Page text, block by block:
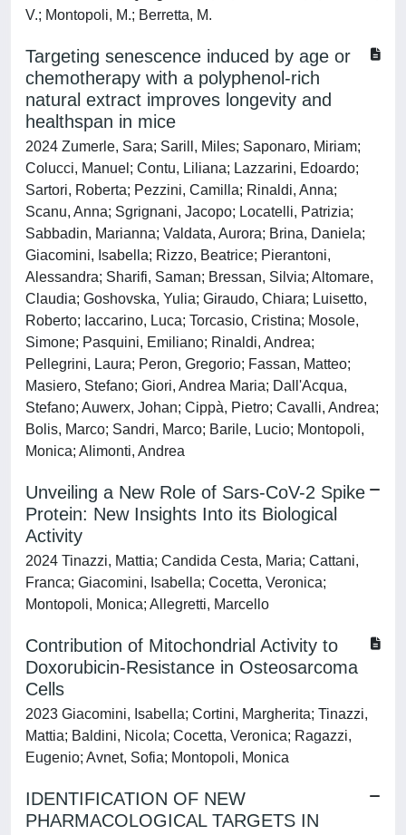
V.; Montopoli, M.; Berretta, M.
Targeting senescence induced by age or
chemotherapy with a polyphenol-rich
natural extract improves longevity and
healthspan in mice
2024 Zumerle, Sara; Sarill, Miles; Saponaro, Miriam;
Colucci, Manuel; Contu, Liliana; Lazzarini, Edoardo;
Sartori, Roberta; Pezzini, Camilla; Rinaldi, Anna;
Scanu, Anna; Sgrignani, Jacopo; Locatelli, Patrizia;
Sabbadin, Marianna; Valdata, Aurora; Brina, Daniela;
Giacomini, Isabella; Rizzo, Beatrice; Pierantoni,
Alessandra; Sharifi, Saman; Bressan, Silvia; Altomare,
Claudia; Goshovska, Yulia; Giraudo, Chiara; Luisetto,
Roberto; Iaccarino, Luca; Torcasio, Cristina; Mosole,
Simone; Pasquini, Emiliano; Rinaldi, Andrea;
Pellegrini, Laura; Peron, Gregorio; Fassan, Matteo;
Masiero, Stefano; Giori, Andrea Maria; Dall'Acqua,
Stefano; Auwerx, Johan; Cippà, Pietro; Cavalli, Andrea;
Bolis, Marco; Sandri, Marco; Barile, Lucio; Montopoli,
Monica; Alimonti, Andrea
Unveiling a New Role of Sars-CoV-2 Spike
Protein: New Insights Into its Biological
Activity
2024 Tinazzi, Mattia; Candida Cesta, Maria; Cattani,
Franca; Giacomini, Isabella; Cocetta, Veronica;
Montopoli, Monica; Allegretti, Marcello
Contribution of Mitochondrial Activity to
Doxorubicin-Resistance in Osteosarcoma
Cells
2023 Giacomini, Isabella; Cortini, Margherita; Tinazzi,
Mattia; Baldini, Nicola; Cocetta, Veronica; Ragazzi,
Eugenio; Avnet, Sofia; Montopoli, Monica
IDENTIFICATION OF NEW
PHARMACOLOGICAL TARGETS IN